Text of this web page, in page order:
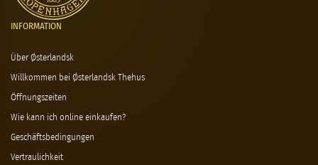
INFORMATION
Über Østerlandsk
Willkommen bei Østerlandsk Thehus
Öffnungszeiten
Wie kann ich online einkaufen?
Geschäftsbedingungen
Vertraulichkeit